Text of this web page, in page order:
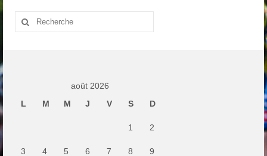
Rechercher
août 2026
L
M M J V S D
1 2
3 4 5 6 7 8 9